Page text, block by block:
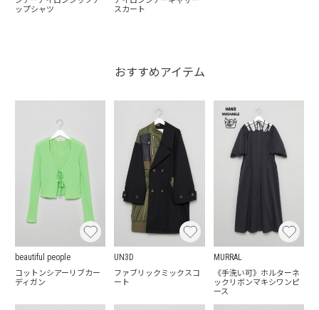
ップシャツ
スカート
おすすめアイテム
beautiful people
コットンシアーリブカー
ディガン
UN3D
ファブリックミックスコ
ート
MURRAL
《手洗い可》ホルターネ
ックリボンマキシワンピ
ース